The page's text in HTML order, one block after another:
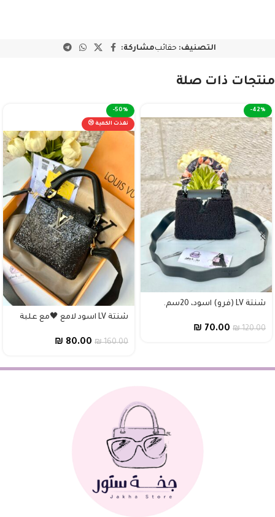
التصنيف: حقائبمشاركة:
منتجات ذات صلة
-42%
شنتة LV (فرو) اسود، 20سم.
₪120.00
₪ 70.00
-50%
نفذت الكمية 😢
شنتة LV اسود لامع 🖤مع علبة
₪160.00
₪ 80.00